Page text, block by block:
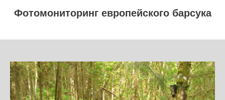
Фотомониторинг европейского барсука